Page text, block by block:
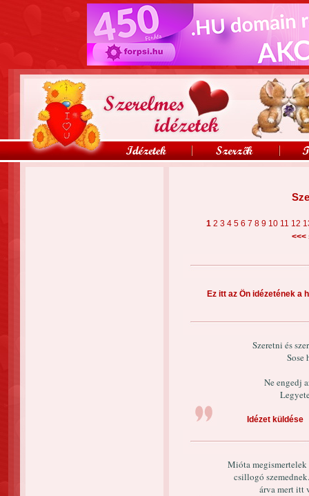
1 2 3 4 5 6 7 8 9 10 11 12
<<<
Ez itt az Ön idézetének a
Szeretni és
Sose
Ne engedj
Idézet küldése
Mióta megismertelek
csillogó
árva mert itt